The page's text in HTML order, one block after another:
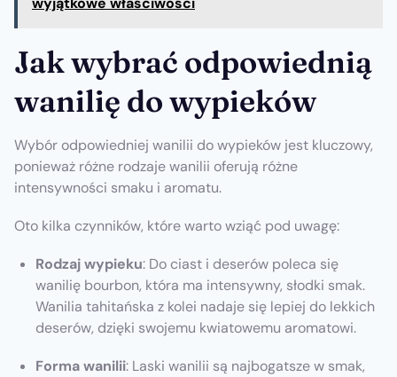
Jak wybrać odpowiednią
wanilię do wypieków
Wybór odpowiedniej wanilii do wypieków jest kluczowy,
ponieważ różne rodzaje wanilii oferują różne
intensywności smaku i aromatu.
Oto kilka czynników, które warto wziąć pod uwagę:
Rodzaj wypieku: Do ciast i deserów poleca się
wanilię bourbon, która ma intensywny, słodki smak.
Wanilia tahitańska z kolei nadaje się lepiej do lekkich
deserów, dzięki swojemu kwiatowemu aromatowi.
Forma wanilii: Laski wanilii są najbogatsze w smak,